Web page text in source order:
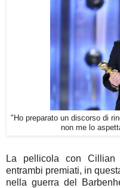
"Ho preparato un discorso di
non me lo
La pellicola con Cillian
entrambi premiati, in
nella guerra del